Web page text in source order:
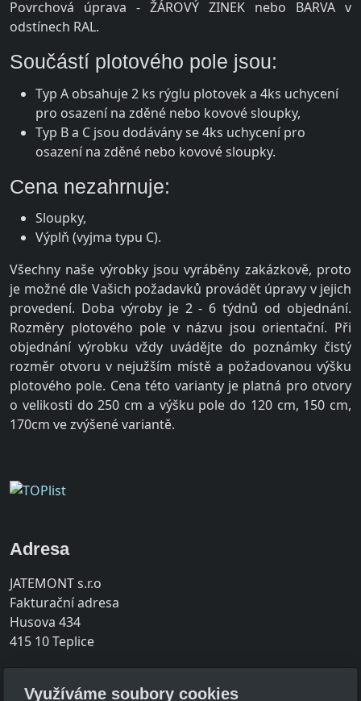
Povrchová úprava - ŽÁROVÝ ZINEK nebo BARVA v
odstínech RAL.
Součástí plotového pole jsou:
Typ A obsahuje 2 ks rýglu plotovek a 4ks uchycení
pro osazení na zděné nebo kovové sloupky,
Typ B a C jsou dodávány se 4ks uchycení pro
osazení na zděné nebo kovové sloupky.
Cena nezahrnuje:
Sloupky,
Výplň (vyjma typu C).
Všechny naše výrobky jsou vyráběny zakázkově, proto
je možné dle Vašich požadavků provádět úpravy v jejich
provedení. Doba výroby je 2 - 6 týdnů od objednání.
Rozměry plotového pole v názvu jsou orientační. Při
objednání výrobku vždy uvádějte do poznámky čistý
rozměr otvoru v nejužším místě a požadovanou výšku
plotového pole. Cena této varianty je platná pro otvory
o velikosti do 250 cm a výšku pole do 120 cm, 150 cm,
170cm ve zvýšené variantě.
Adresa
JATEMONT s.r.o
Fakturační adresa
Husova 434
415 10 Teplice
Využíváme soubory cookies